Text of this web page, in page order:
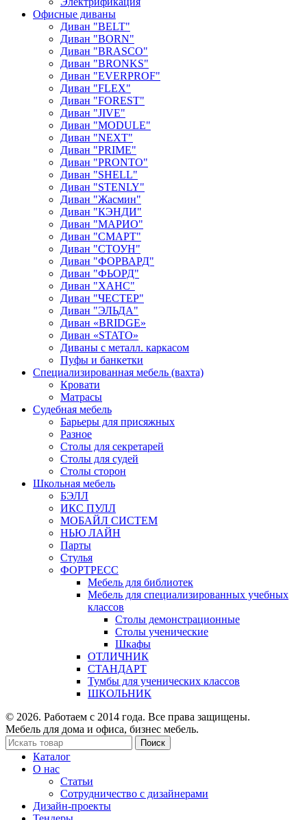
Офисные диваны
Диван "BELT"
Диван "BORN"
Диван "BRASCO"
Диван "BRONKS"
Диван "EVERPROF"
Диван "FLEX"
Диван "FOREST"
Диван "JIVE"
Диван "MODULE"
Диван "NEXT"
Диван "PRIME"
Диван "PRONTO"
Диван "SHELL"
Диван "STENLY"
Диван "Жасмин"
Диван "КЭНДИ"
Диван "МАРИО"
Диван "СМАРТ"
Диван "СТОУН"
Диван "ФОРВАРД"
Диван "ФЬОРД"
Диван "ХАНС"
Диван "ЧЕСТЕР"
Диван "ЭЛЬДА"
Диван «BRIDGE»
Диван «STATO»
Диваны с металл. каркасом
Пуфы и банкетки
Специализированная мебель (вахта)
Кровати
Матрасы
Судебная мебель
Барьеры для присяжных
Разное
Столы для секретарей
Столы для судей
Столы сторон
Школьная мебель
БЭЛЛ
ИКС ПУЛЛ
МОБАЙЛ СИСТЕМ
НЬЮ ЛАЙН
Парты
Стулья
ФОРТРЕСС
Мебель для библиотек
Мебель для специализированных учебных
классов
Столы демонстрационные
Столы ученические
Шкафы
ОТЛИЧНИК
СТАНДАРТ
Тумбы для ученических классов
ШКОЛЬНИК
© 2026. Работаем с 2014 года. Все права защищены.
Мебель для дома и офиса, бизнес мебель.
Поиск
Каталог
О нас
Статьи
Сотрудничество с дизайнерами
Дизайн-проекты